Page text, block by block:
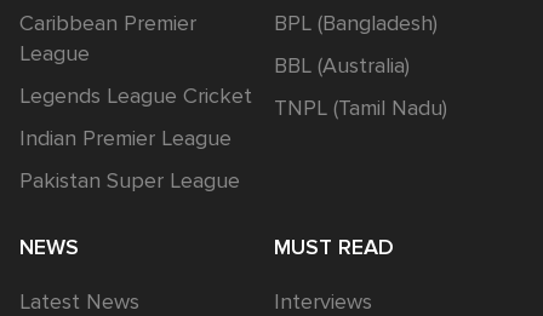
Caribbean Premier
League
Legends League Cricket
Indian Premier League
Pakistan Super League
BPL (Bangladesh)
BBL (Australia)
TNPL (Tamil Nadu)
NEWS
Latest News
MUST READ
Interviews